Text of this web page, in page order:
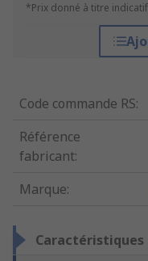
*Prix donné à titre indicatif
Code commande RS:
Référence
fabricant:
Marque:
Caractéristiques